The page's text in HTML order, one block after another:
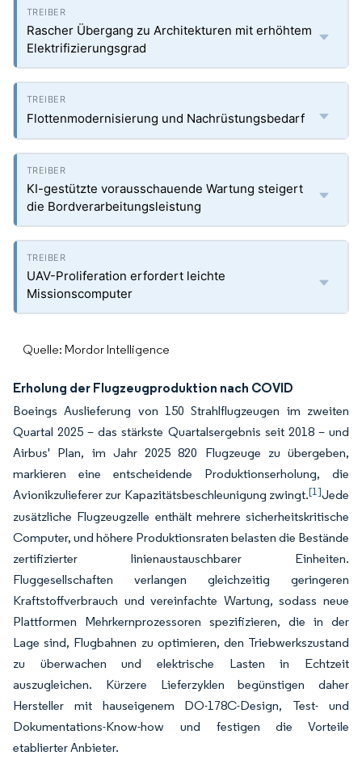
Rascher Übergang zu Architekturen mit erhöhtem
Elektrifizierungsgrad
Flottenmodernisierung und Nachrüstungsbedarf
KI-gestützte vorausschauende Wartung steigert
die Bordverarbeitungsleistung
UAV-Proliferation erfordert leichte
Missionscomputer
Quelle: Mordor Intelligence
Erholung der Flugzeugproduktion nach COVID
Boeings Auslieferung von 150 Strahlflugzeugen im zweiten
Quartal 2025 – das stärkste Quartalsergebnis seit 2018 – und
Airbus' Plan, im Jahr 2025 820 Flugzeuge zu übergeben,
markieren eine entscheidende Produktionserholung, die
Avionikzulieferer zur Kapazitätsbeschleunigung zwingt.[1]Jede
zusätzliche Flugzeugzelle enthält mehrere sicherheitskritische
Computer, und höhere Produktionsraten belasten die Bestände
zertifizierter linienaustauschbarer Einheiten.
Fluggesellschaften verlangen gleichzeitig geringeren
Kraftstoffverbrauch und vereinfachte Wartung, sodass neue
Plattformen Mehrkernprozessoren spezifizieren, die in der
Lage sind, Flugbahnen zu optimieren, den Triebwerkszustand
zu überwachen und elektrische Lasten in Echtzeit
auszugleichen. Kürzere Lieferzyklen begünstigen daher
Hersteller mit hauseigenem DO-178C-Design, Test- und
Dokumentations-Know-how und festigen die Vorteile
etablierter Anbieter.